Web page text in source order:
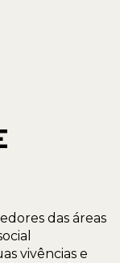
das áreas
vivências e